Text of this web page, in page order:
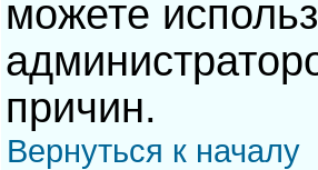
можете
причин.
Вернуться к началу